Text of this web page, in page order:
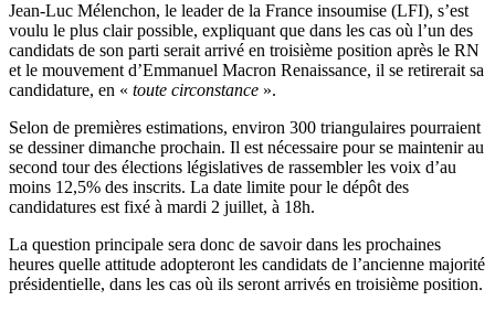
Jean-Luc Mélenchon, le leader de la France insoumise (LFI), s’est
voulu le plus clair possible, expliquant que dans les cas où l’un des
candidats de son parti serait arrivé en troisième position après le RN
et le mouvement d’Emmanuel Macron Renaissance, il se retirerait sa
candidature, en « toute circonstance ».
Selon de premières estimations, environ 300 triangulaires pourraient
se dessiner dimanche prochain. Il est nécessaire pour se maintenir au
second tour des élections législatives de rassembler les voix d’au
moins 12,5% des inscrits. La date limite pour le dépôt des
candidatures est fixé à mardi 2 juillet, à 18h.
La question principale sera donc de savoir dans les prochaines
heures quelle attitude adopteront les candidats de l’ancienne majorité
présidentielle, dans les cas où ils seront arrivés en troisième position.